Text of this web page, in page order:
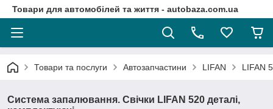
Товари для автомобілей та життя - autobaza.com.ua
Товари та послуги Автозапчастини LIFAN LIFAN
Система запалювання. Свічки LIFAN 520 деталі,